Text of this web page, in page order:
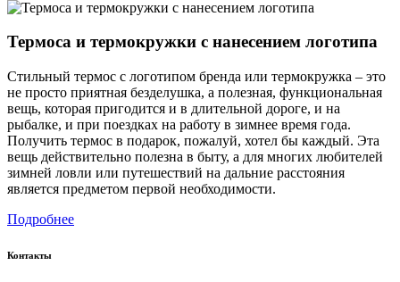
Термоса и термокружки с нанесением логотипа
Стильный термос с логотипом бренда или термокружка – это
не просто приятная безделушка, а полезная, функциональная
вещь, которая пригодится и в длительной дороге, и на
рыбалке, и при поездках на работу в зимнее время года.
Получить термос в подарок, пожалуй, хотел бы каждый. Эта
вещь действительно полезна в быту, а для многих любителей
зимней ловли или путешествий на дальние расстояния
является предметом первой необходимости.
Подробнее
Контакты